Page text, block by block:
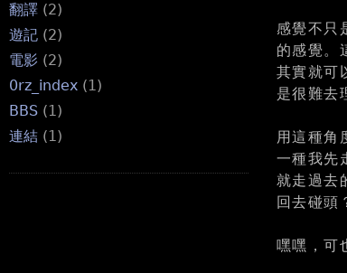
翻譯 (2)
遊記 (2)
電影 (2)
0rz_index (1)
BBS (1)
連結 (1)
感覺不只
的感覺。
其實就可
是很難去
用這種角
一種我先
就走過去
回去碰頭
嘿嘿，可